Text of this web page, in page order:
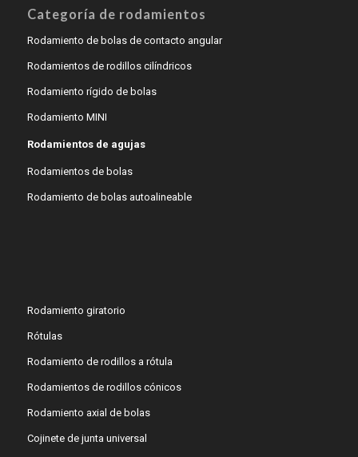
Categoría de rodamientos
Rodamiento de bolas de contacto angular
Rodamientos de rodillos cilíndricos
Rodamiento rígido de bolas
Rodamiento MINI
Rodamientos de agujas
Rodamientos de bolas
Rodamiento de bolas autoalineable
Rodamiento giratorio
Rótulas
Rodamiento de rodillos a rótula
Rodamientos de rodillos cónicos
Rodamiento axial de bolas
Cojinete de junta universal